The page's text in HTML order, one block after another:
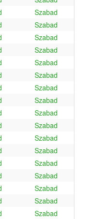
Szabad
Szabad
Szabad
Szabad
Szabad
Szabad
Szabad
Szabad
Szabad
Szabad
Szabad
Szabad
Szabad
Szabad
Szabad
Szabad
Szabad